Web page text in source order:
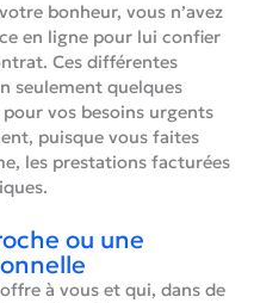
bonheur, vous n’avez
en ligne pour lui confier
Ces différentes
seulement quelques
vos besoins urgents
puisque vous faites
les prestations facturées
ou une
à vous et qui, dans de